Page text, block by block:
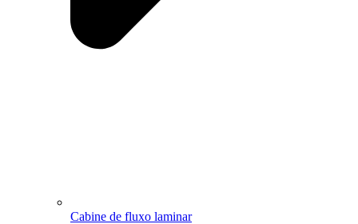
Cabine de fluxo laminar